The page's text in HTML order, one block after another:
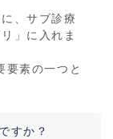
、サブ診療
」に入れま
要素の一つと
すか？